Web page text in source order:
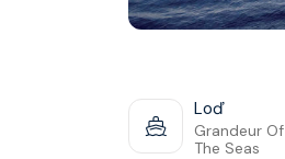
Loď
Grandeur Of
The Seas